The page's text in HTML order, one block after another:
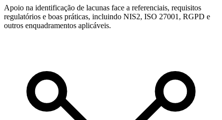
Apoio na identificação de lacunas face a referenciais, requisitos
regulatórios e boas práticas, incluindo NIS2, ISO 27001, RGPD e
outros enquadramentos aplicáveis.